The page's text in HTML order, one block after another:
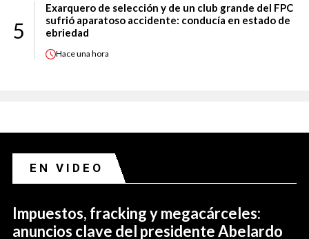
5
Exarquero de selección y de un club grande del FPC
sufrió aparatoso accidente: conducía en estado de
ebriedad
Haceuna hora
EN VIDEO
Impuestos, fracking y megacárceles:
anuncios clave del presidente Abelardo